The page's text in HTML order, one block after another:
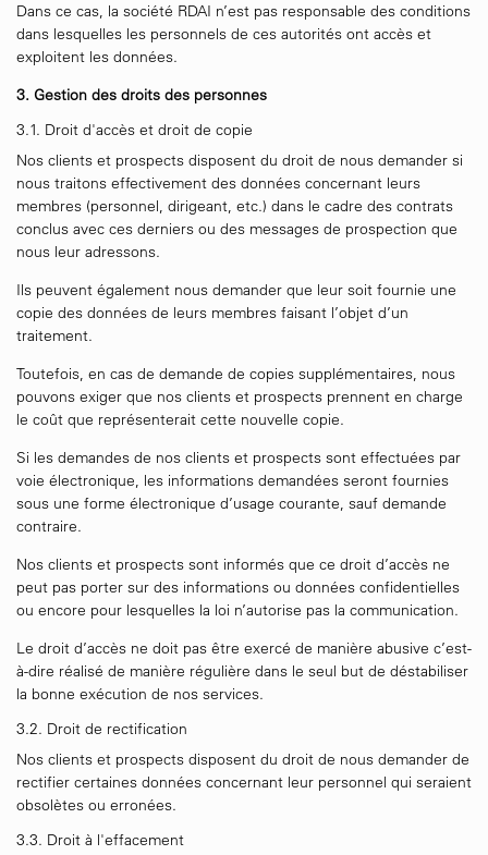
Dans ce cas, la société RDAI n’est pas responsable des conditions
dans lesquelles les personnels de ces autorités ont accès et
exploitent les données.
3. Gestion des droits des personnes
3.1. Droit d'accès et droit de copie
Nos clients et prospects disposent du droit de nous demander si
nous traitons effectivement des données concernant leurs
membres (personnel, dirigeant, etc.) dans le cadre des contrats
conclus avec ces derniers ou des messages de prospection que
nous leur adressons.
Ils peuvent également nous demander que leur soit fournie une
copie des données de leurs membres faisant l’objet d’un
traitement.
Toutefois, en cas de demande de copies supplémentaires, nous
pouvons exiger que nos clients et prospects prennent en charge
le coût que représenterait cette nouvelle copie.
Si les demandes de nos clients et prospects sont effectuées par
voie électronique, les informations demandées seront fournies
sous une forme électronique d’usage courante, sauf demande
contraire.
Nos clients et prospects sont informés que ce droit d’accès ne
peut pas porter sur des informations ou données confidentielles
ou encore pour lesquelles la loi n’autorise pas la communication.
Le droit d’accès ne doit pas être exercé de manière abusive c’est-
à-dire réalisé de manière régulière dans le seul but de déstabiliser
la bonne exécution de nos services.
3.2. Droit de rectification
Nos clients et prospects disposent du droit de nous demander de
rectifier certaines données concernant leur personnel qui seraient
obsolètes ou erronées.
3.3. Droit à l'effacement